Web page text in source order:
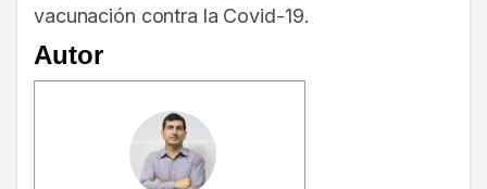
vacunación contra la Covid-19.
Autor